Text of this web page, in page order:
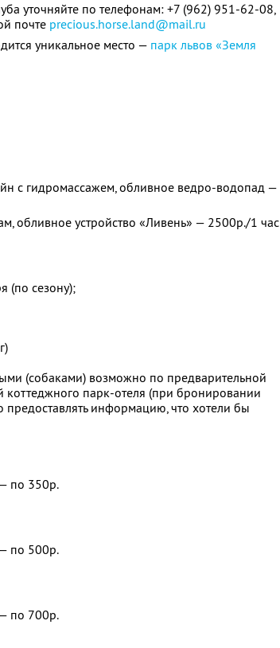
уточняйте по телефонам: +7 (962) 951-62-08,
почте precious.horse.land@mail.ru
уникальное место — парк львов «Земля
с гидромассажем, обливное ведро-водопад —
обливное устройство «Ливень» — 2500р./1 час
(по сезону);
(собаками) возможно по предварительной
коттеджного парк-отеля (при бронировании
информацию, что хотели бы
по 350р.
по 500р.
по 700р.